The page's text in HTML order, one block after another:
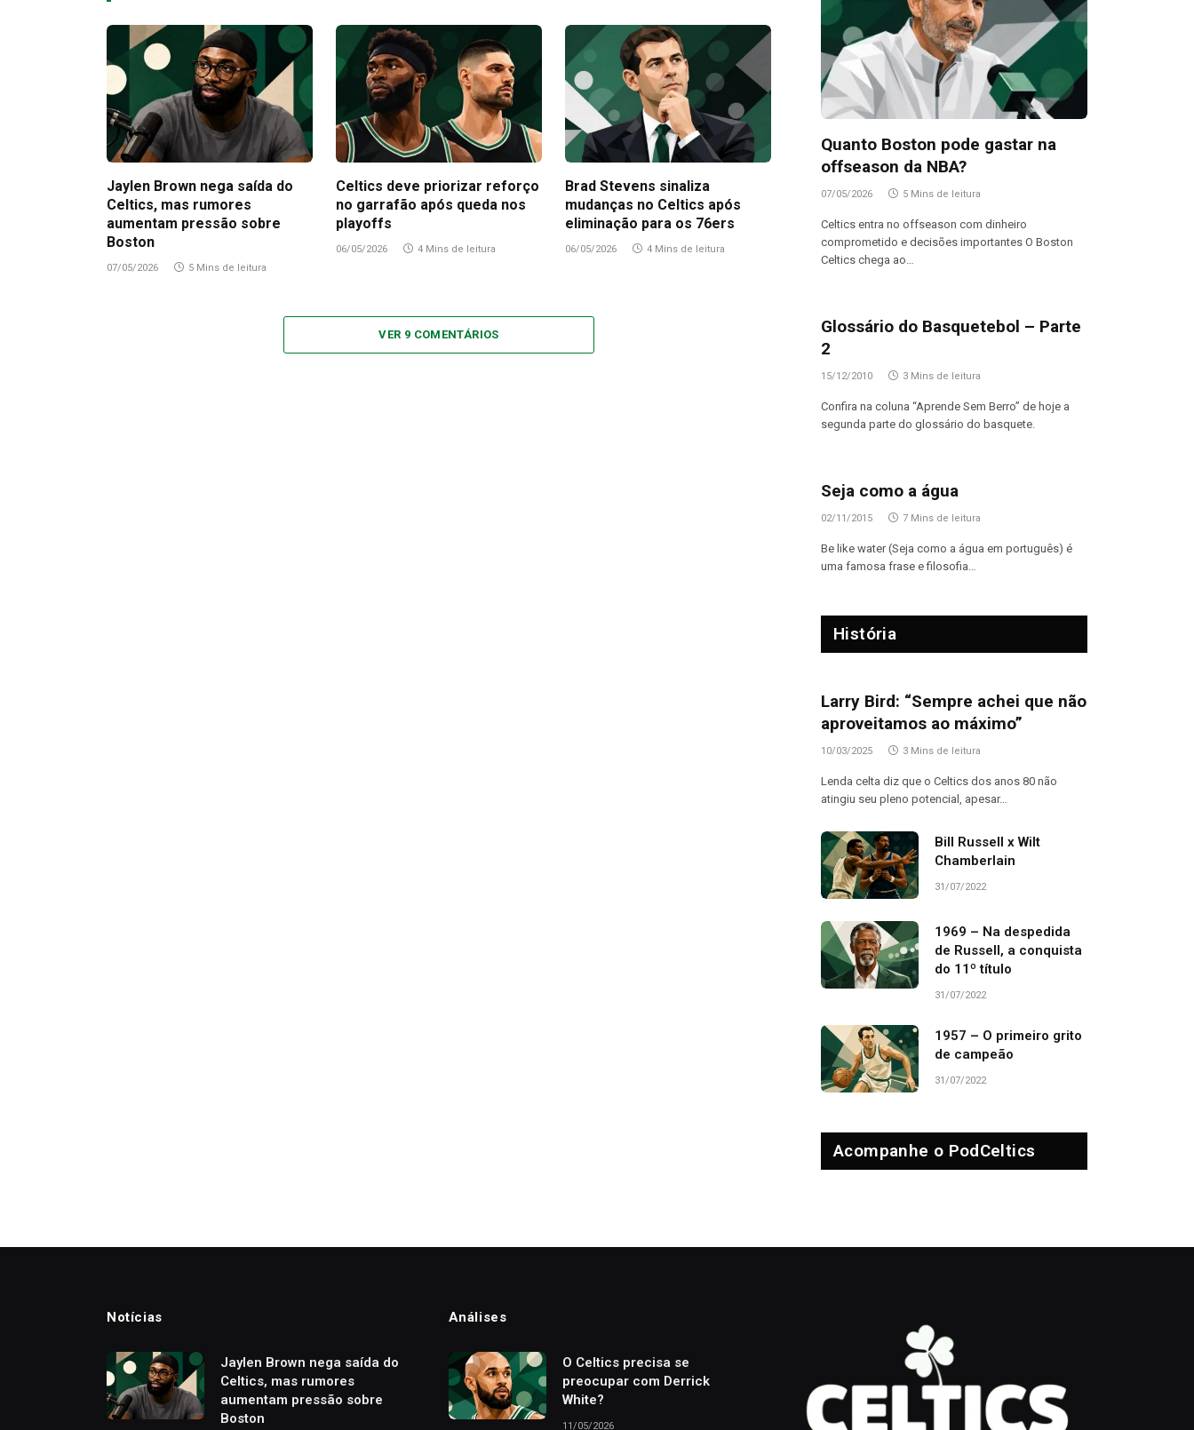
Jaylen Brown nega saída do
Celtics, mas rumores
aumentam pressão sobre
Boston
07/05/2026 5 Mins de leitura
Celtics deve priorizar reforço
no garrafão após queda nos
playoffs
06/05/2026 4 Mins de leitura
Brad Stevens sinaliza
mudanças no Celtics após
eliminação para os 76ers
06/05/2026 4 Mins de leitura
VER 9 COMENTÁRIOS
Quanto Boston pode gastar na
offseason da NBA?
07/05/2026 5 Mins de leitura
Celtics entra no offseason com dinheiro
comprometido e decisões importantes O Boston
Celtics chega ao…
Glossário do Basquetebol – Parte
2
15/12/2010 3 Mins de leitura
Confira na coluna “Aprende Sem Berro” de hoje a
segunda parte do glossário do basquete.
Seja como a água
02/11/2015 7 Mins de leitura
Be like water (Seja como a água em português) é
uma famosa frase e filosofia…
História
Larry Bird: “Sempre achei que não
aproveitamos ao máximo”
10/03/2025 3 Mins de leitura
Lenda celta diz que o Celtics dos anos 80 não
atingiu seu pleno potencial, apesar…
Bill Russell x Wilt
Chamberlain
31/07/2022
1969 – Na despedida
de Russell, a conquista
do 11º título
31/07/2022
1957 – O primeiro grito
de campeão
31/07/2022
Acompanhe o PodCeltics
Notícias
Jaylen Brown nega saída do
Celtics, mas rumores
aumentam pressão sobre
Boston
Análises
O Celtics precisa se
preocupar com Derrick
White?
11/05/2026